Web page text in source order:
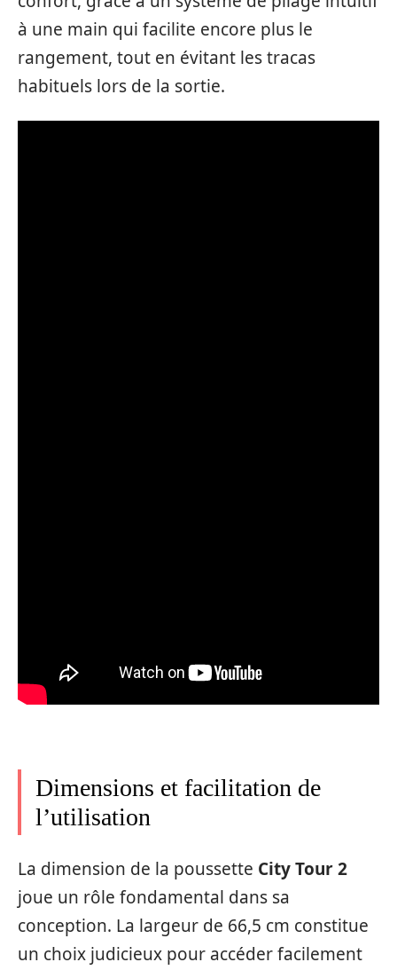
à une main qui facilite encore plus le
rangement, tout en évitant les tracas
habituels lors de la sortie.
Dimensions et facilitation de
l’utilisation
La dimension de la poussette City Tour 2
joue un rôle fondamental dans sa
conception. La largeur de 66,5 cm constitue
un choix judicieux pour accéder facilement